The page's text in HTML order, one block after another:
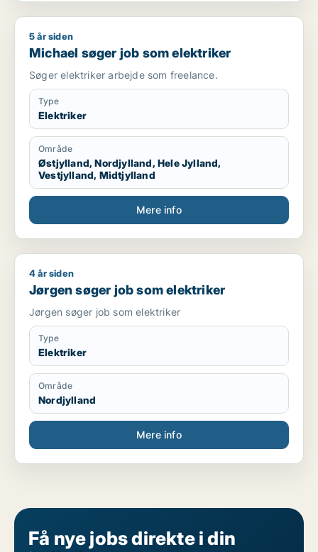
Michael søger job som elektriker
5 år siden
Michael søger job som elektriker
Søger elektriker arbejde som freelance.
Type
Elektriker
Område
Østjylland, Nordjylland, Hele Jylland,
Vestjylland, Midtjylland
Mere info
Jørgen søger job som elektriker
4 år siden
Jørgen søger job som elektriker
Jørgen søger job som elektriker
Type
Elektriker
Område
Nordjylland
Mere info
Få nye jobs direkte i din